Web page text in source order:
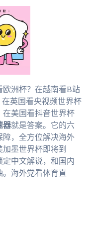
洲杯？在越南看B站
英国看央视频世界杯
在美国看抖音世界杯
器就是答案。它的六
障，全方位解决海外
墨世界杯即将到
定中文解说，和国内
海外党看体育直